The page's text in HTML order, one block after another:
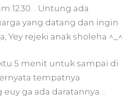
12.30… Untung ada
yang datang dan ingin
Yey rejeki anak sholeha ^_^
5 menit untuk sampai di
tempatnya
ga ada daratannya…